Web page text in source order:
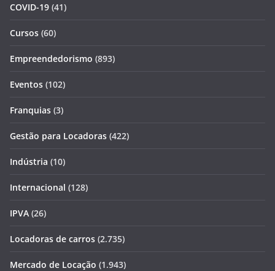
COVID-19 (41)
Cursos (60)
Empreendedorismo (893)
Eventos (102)
Franquias (3)
Gestão para Locadoras (422)
Indústria (10)
Internacional (128)
IPVA (26)
Locadoras de carros (2.735)
Mercado de Locação (1.943)